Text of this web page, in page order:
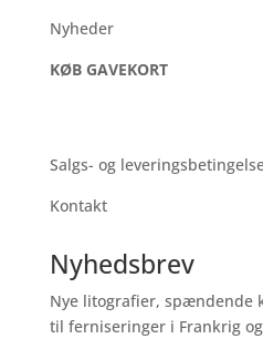
Nyheder
KØB GAVEKORT
Salgs- og
Kontakt
Nyhedsbrev
Nye litografier, spændende
til ferniseringer i Frankrig